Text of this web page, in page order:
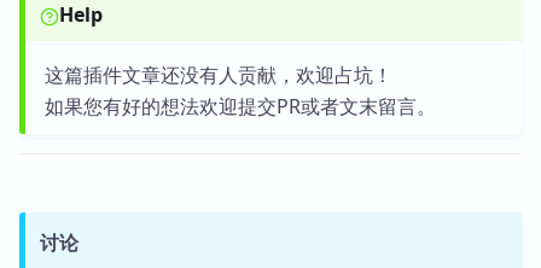
Help
这篇插件文章还没有人贡献，欢迎占坑！
如果您有好的想法欢迎提交PR或者文末留言。
讨论